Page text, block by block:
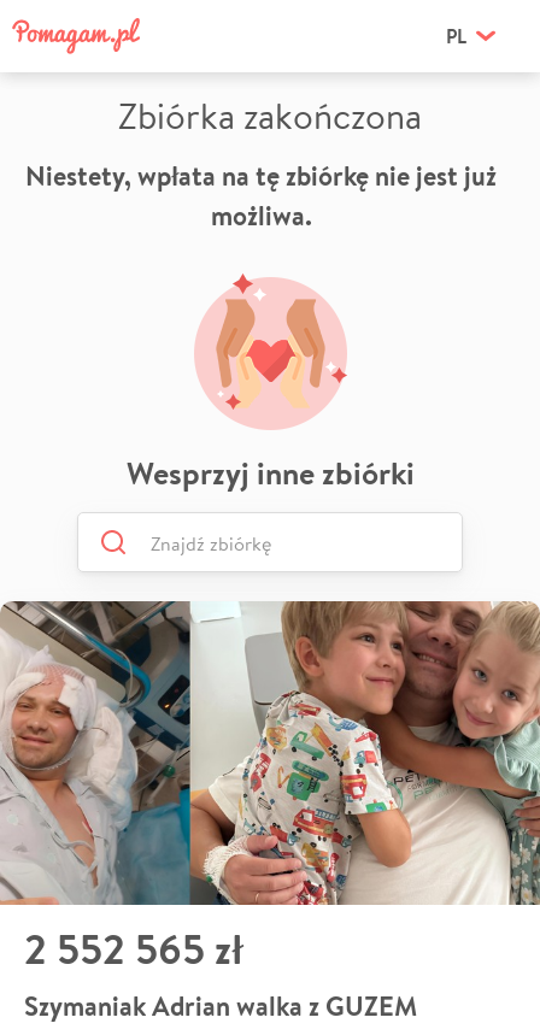
PL
Zbiórka zakończona
Niestety, wpłata na tę zbiórkę nie jest już
możliwa.
Wesprzyj inne zbiórki
2 552 565 zł
Szymaniak Adrian walka z GUZEM